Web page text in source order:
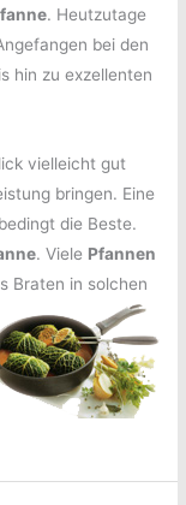
. Heutzutage
bei den
hin zu exzellenten
vielleicht gut
bringen. Eine
die Beste.
. Viele Pfannen
Braten in solchen